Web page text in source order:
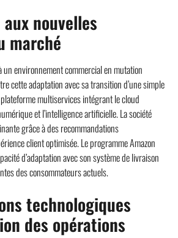
nouvelles
marché
environnement commercial en mutation
cette adaptation avec sa transition d’une simple
multiservices intégrant le cloud
et l’intelligence artificielle. La société
grâce à des recommandations
client optimisée. Le programme Amazon
d’adaptation avec son système de livraison
des consommateurs actuels.
technologiques
des opérations